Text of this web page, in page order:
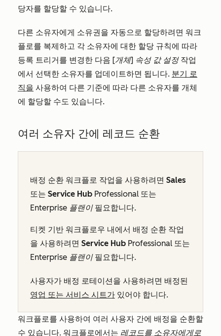
당자를 할당할 수 있습니다.
다른 소유자에게 소유권을 자동으로 할당하려면 워크
플로를 복제하고 각 소유자에 대한 할당 규칙에 따라
등록 트리거를 변경한 다음 [개체] 속성 값 설정작업
에서 선택한 소유자를 업데이트하면 됩니다. 분기 로
직을 사용하여 다른 기준에 따라 다른 소유자를 개체
에 할당할 수도 있습니다.
여러 소유자 간에 레코드 순환
배정 순환 워크플로 작업을 사용하려면 Sales
또는 Service Hub Professional 또는
Enterprise 플랜이필요합니다.
티켓 기반 워크플로우 내에서 배정 순환 작업
을 사용하려면 Service Hub Professional 또는
Enterprise 플랜이필요합니다.
사용자가 배정 로테이션을 사용하려면 배정된
영업 또는 서비스 시트가 있어야 합니다.
워크플로를 사용하여 여러 사용자 간에 배정을 순환할
수 있습니다. 워크플로에서는 레코드를 소유자에게로